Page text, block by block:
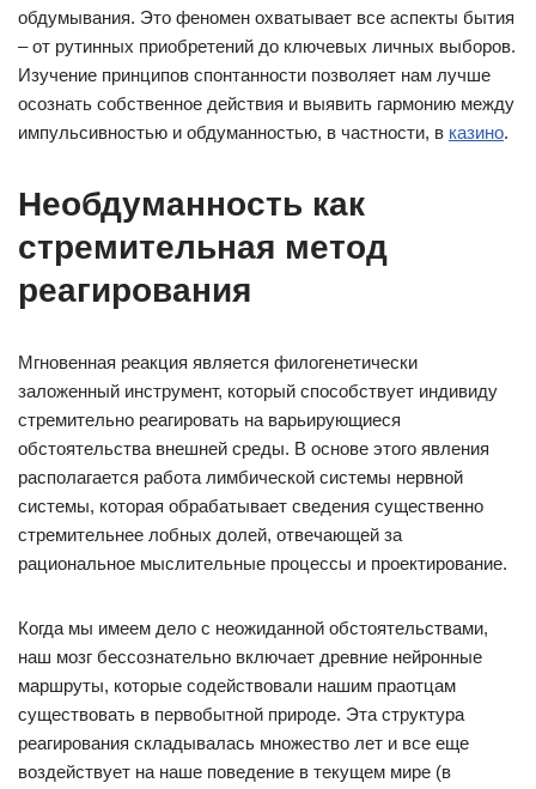
обдумывания. Это феномен охватывает все аспекты бытия
– от рутинных приобретений до ключевых личных выборов.
Изучение принципов спонтанности позволяет нам лучше
осознать собственное действия и выявить гармонию между
импульсивностью и обдуманностью, в частности, в казино.
Необдуманность как
стремительная метод
реагирования
Мгновенная реакция является филогенетически
заложенный инструмент, который способствует индивиду
стремительно реагировать на варьирующиеся
обстоятельства внешней среды. В основе этого явления
располагается работа лимбической системы нервной
системы, которая обрабатывает сведения существенно
стремительнее лобных долей, отвечающей за
рациональное мыслительные процессы и проектирование.
Когда мы имеем дело с неожиданной обстоятельствами,
наш мозг бессознательно включает древние нейронные
маршруты, которые содействовали нашим праотцам
существовать в первобытной природе. Эта структура
реагирования складывалась множество лет и все еще
воздействует на наше поведение в текущем мире (в